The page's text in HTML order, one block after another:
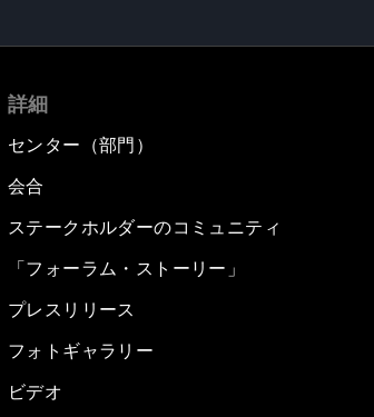
詳細
センター（部門）
会合
ステークホルダーのコミュニティ
「フォーラム・ストーリー」
プレスリリース
フォトギャラリー
ビデオ